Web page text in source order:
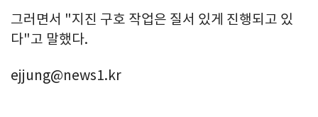
그러면서 "지진 구호 작업은 질서 있게 진행되고 있
다"고 말했다.
ejjung@news1.kr